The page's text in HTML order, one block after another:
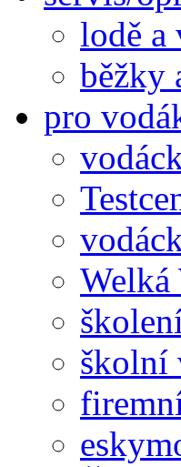
lodě a
běžky
pro
Welká
školní